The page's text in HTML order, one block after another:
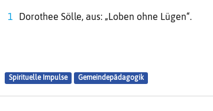
Dorothee Sölle, aus: „Loben ohne Lügen“.
Spirituelle Impulse Gemeindepädagogik